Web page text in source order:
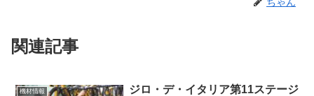
ちゃん
関連記事
機材情報
ジロ・デ・イタリア第11ステージ